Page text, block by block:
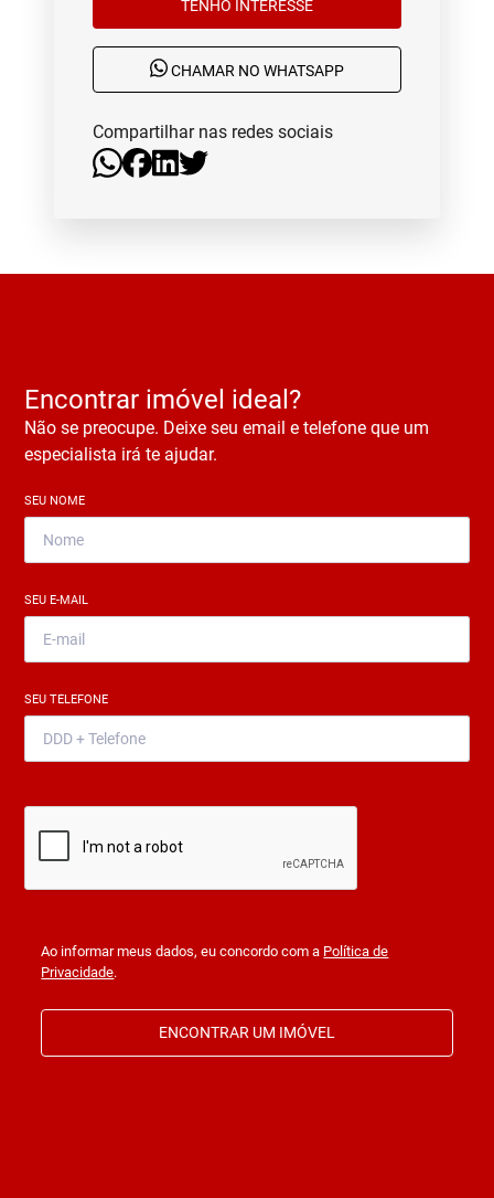
TENHO INTERESSE
CHAMAR NO WHATSAPP
Compartilhar nas redes sociais
Encontrar imóvel ideal?
Não se preocupe. Deixe seu email e telefone que um
especialista irá te ajudar.
SEU NOME
SEU E-MAIL
SEU TELEFONE
Ao informar meus dados, eu concordo com a Política de
Privacidade.
ENCONTRAR UM IMÓVEL